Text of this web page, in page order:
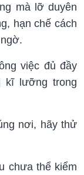
mà lỡ duyên
hạn chế cách
việc đủ đầy
kĩ lưỡng trong
nơi, hãy thử
chưa thể kiểm